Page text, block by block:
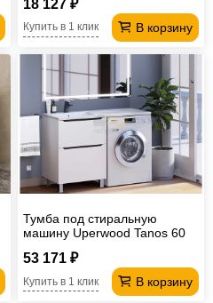
18 127 ₽
В корзину
Купить в 1 клик
Тумба под стиральную
машину Uperwood Tanos 60
белая/графит
53 171 ₽
В корзину
Купить в 1 клик